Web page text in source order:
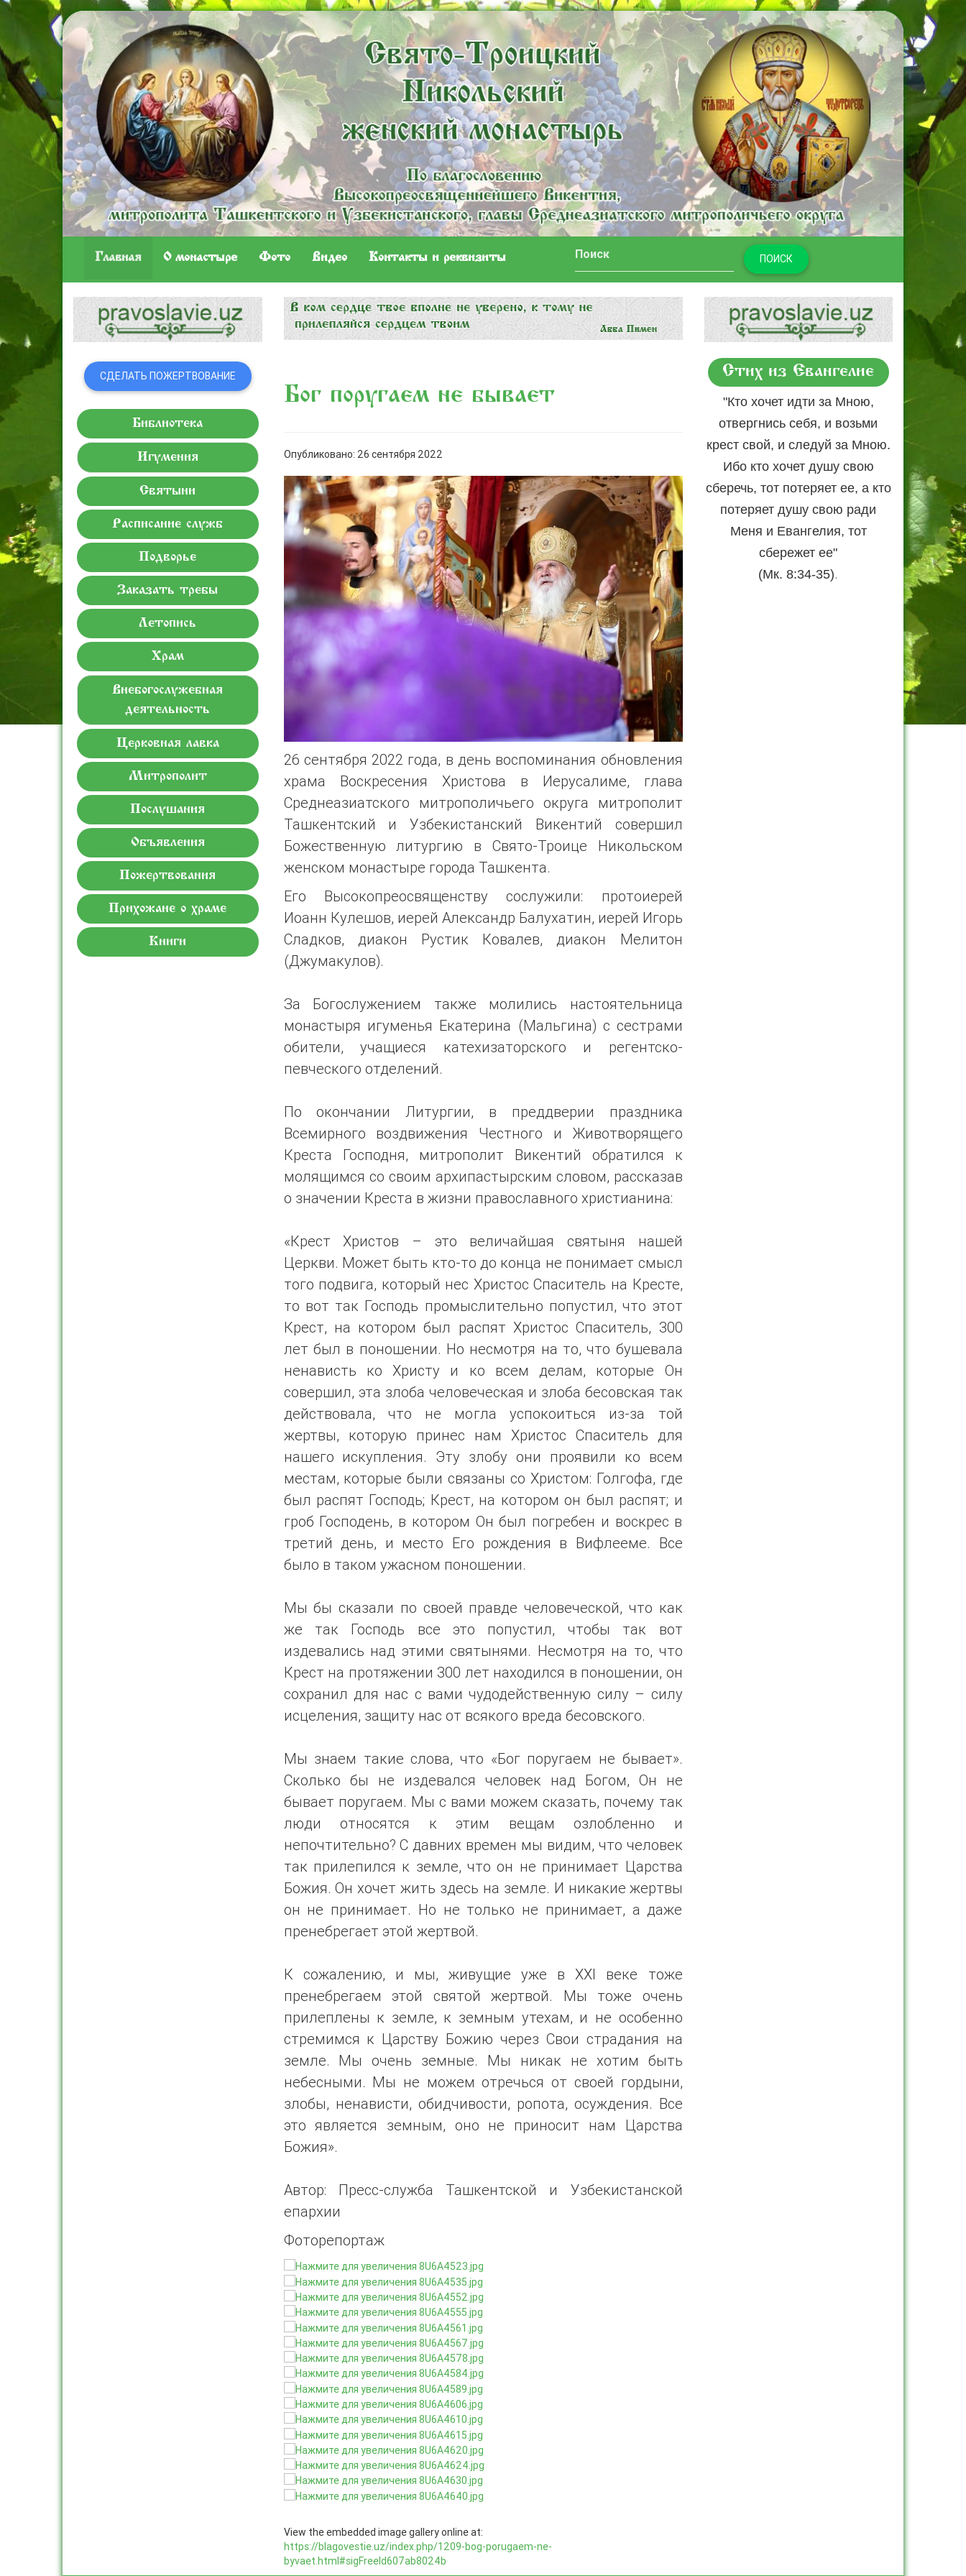
Главная O монастыре Фото Видео Контакты и реквизиты ПОИСК
СДЕЛАТЬ ПОЖЕРТВОВАНИЕ
Библиотека
Игумения
Святыни
Расписание служб
Подворье
Заказать требы
Летопись
Храм
Внебогослужебная
деятельность
Церковная лавка
Митрополит
Послушания
Объявления
Пожертвования
Прихожане о храме
Книги
Бог поругаем не бывает
Опубликовано: 26 сентября 2022
26 сентября 2022 года, в день воспоминания обновления
храма Воскресения Христова в Иерусалиме, глава
Среднеазиатского митрополичьего округа митрополит
Ташкентский и Узбекистанский Викентий совершил
Божественную литургию в Свято-Троице Никольском
женском монастыре города Ташкента.
Его Высокопреосвященству сослужили: протоиерей
Иоанн Кулешов, иерей Александр Балухатин, иерей Игорь
Сладков, диакон Рустик Ковалев, диакон Мелитон
(Джумакулов).
За Богослужением также молились настоятельница
монастыря игуменья Екатерина (Мальгина) с сестрами
обители, учащиеся катехизаторского и регентско-
певческого отделений.
По окончании Литургии, в преддверии праздника
Всемирного воздвижения Честного и Животворящего
Креста Господня, митрополит Викентий обратился к
молящимся со своим архипастырским словом, рассказав
о значении Креста в жизни православного христианина:
«Крест Христов – это величайшая святыня нашей
Церкви. Может быть кто-то до конца не понимает смысл
того подвига, который нес Христос Спаситель на Кресте,
то вот так Господь промыслительно попустил, что этот
Крест, на котором был распят Христос Спаситель, 300
лет был в поношении. Но несмотря на то, что бушевала
ненависть ко Христу и ко всем делам, которые Он
совершил, эта злоба человеческая и злоба бесовская так
действовала, что не могла успокоиться из-за той
жертвы, которую принес нам Христос Спаситель для
нашего искупления. Эту злобу они проявили ко всем
местам, которые были связаны со Христом: Голгофа, где
был распят Господь; Крест, на котором он был распят; и
гроб Господень, в котором Он был погребен и воскрес в
третий день, и место Его рождения в Вифлееме. Все
было в таком ужасном поношении.
Мы бы сказали по своей правде человеческой, что как
же так Господь все это попустил, чтобы так вот
издевались над этими святынями. Несмотря на то, что
Крест на протяжении 300 лет находился в поношении, он
сохранил для нас с вами чудодейственную силу – силу
исцеления, защиту нас от всякого вреда бесовского.
Мы знаем такие слова, что «Бог поругаем не бывает».
Сколько бы не издевался человек над Богом, Он не
бывает поругаем. Мы с вами можем сказать, почему так
люди относятся к этим вещам озлобленно и
непочтительно? С давних времен мы видим, что человек
так прилепился к земле, что он не принимает Царства
Божия. Он хочет жить здесь на земле. И никакие жертвы
он не принимает. Но не только не принимает, а даже
пренебрегает этой жертвой.
К сожалению, и мы, живущие уже в XXI веке тоже
пренебрегаем этой святой жертвой. Мы тоже очень
прилеплены к земле, к земным утехам, и не особенно
стремимся к Царству Божию через Свои страдания на
земле. Мы очень земные. Мы никак не хотим быть
небесными. Мы не можем отречься от своей гордыни,
злобы, ненависти, обидчивости, ропота, осуждения. Все
это является земным, оно не приносит нам Царства
Божия».
Автор: Пресс-служба Ташкентской и Узбекистанской
епархии
Фоторепортаж
View the embedded image gallery online at:
https://blagovestie.uz/index.php/1209-bog-porugaem-ne-
byvaet.html#sigFreeId607ab8024b
Стих из Евангелие
"Кто хочет идти за Мною,
отвергнись себя, и возьми
крест свой, и следуй за Мною.
Ибо кто хочет душу свою
сберечь, тот потеряет ее, а кто
потеряет душу свою ради
Меня и Евангелия, тот
сбережет ее"
(Мк. 8:34-35).